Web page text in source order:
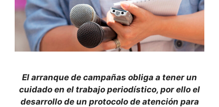
El arranque de campañas obliga a tener un
cuidado en el trabajo periodístico, por ello el
desarrollo de un protocolo de atención para